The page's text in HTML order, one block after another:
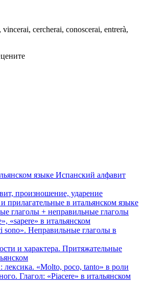
vincerai, cercherai, conoscerai, entrerà,
языке Испанский алфавит
произношение, ударение
прилагательные в итальянском языке
глаголы + неправильные глаголы
«sapere» в итальянском
sono». Неправильные глаголы в
и характера. Притяжательные
лексика. «Molto, poco, tanto» в роли
Глагол: «Piacere» в итальянском